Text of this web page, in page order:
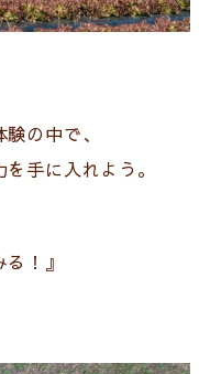
の中で、
手に入れよう。
！』